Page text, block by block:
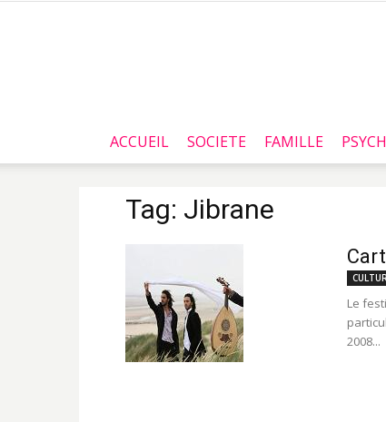
ACCUEIL SOCIETE FAMILLE
Tag: Jibrane
Le
2008...